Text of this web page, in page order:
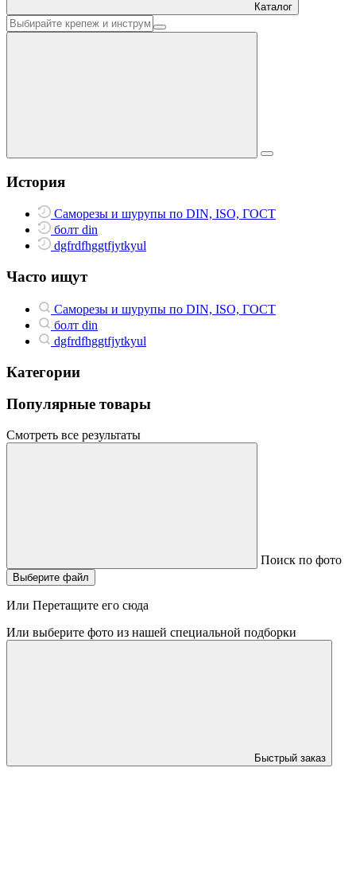
Каталог
История
Саморезы и шурупы по DIN, ISO, ГОСТ
болт din
dgfrdfhggtfjytkyul
Часто ищут
Саморезы и шурупы по DIN, ISO, ГОСТ
болт din
dgfrdfhggtfjytkyul
Категории
Популярные товары
Смотреть все результаты
Поиск по фото
Выберите файл
Или Перетащите его сюда
Или выберите фото из нашей специальной подборки
Быстрый заказ